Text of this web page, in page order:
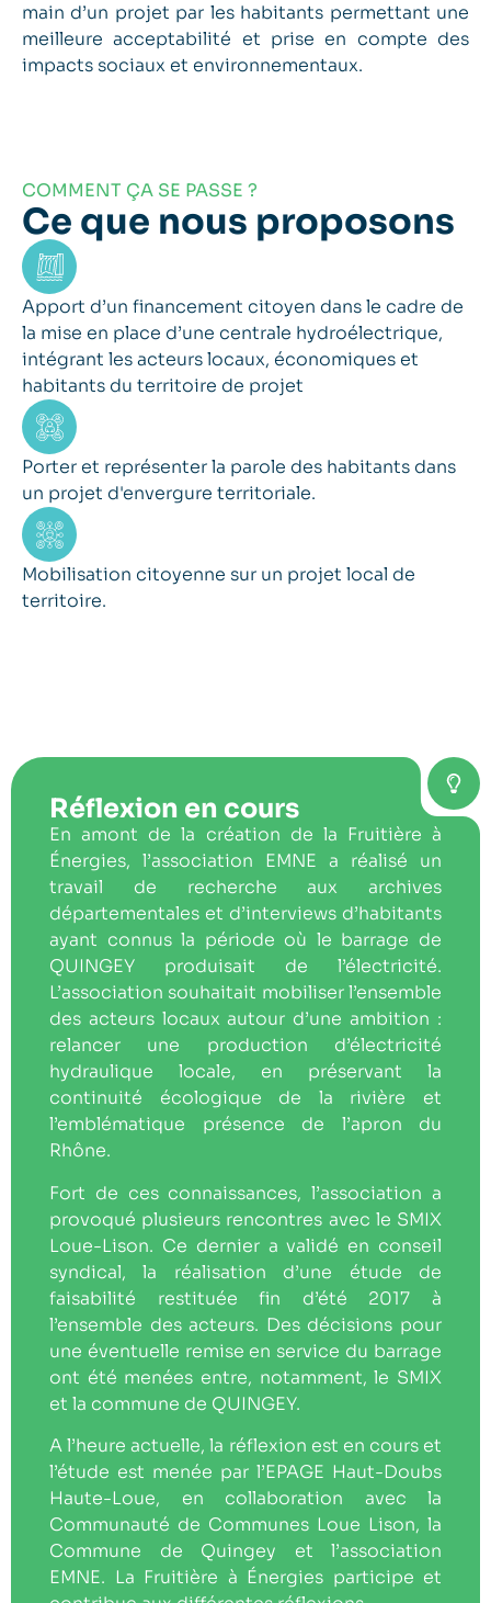
main d’un projet par les habitants permettant une
meilleure acceptabilité et prise en compte des
impacts sociaux et environnementaux.
COMMENT ÇA SE PASSE ?
Ce que nous proposons
Apport d’un financement citoyen dans le cadre de
la mise en place d’une centrale hydroélectrique,
intégrant les acteurs locaux, économiques et
habitants du territoire de projet
Porter et représenter la parole des habitants dans
un projet d'envergure territoriale.
Mobilisation citoyenne sur un projet local de
territoire.
Réflexion en cours
En amont de la création de la Fruitière à
Énergies, l’association EMNE a réalisé un
travail de recherche aux archives
départementales et d’interviews d’habitants
ayant connus la période où le barrage de
QUINGEY produisait de l’électricité.
L’association souhaitait mobiliser l’ensemble
des acteurs locaux autour d’une ambition :
relancer une production d’électricité
hydraulique locale, en préservant la
continuité écologique de la rivière et
l’emblématique présence de l’apron du
Rhône.
Fort de ces connaissances, l’association a
provoqué plusieurs rencontres avec le SMIX
Loue-Lison. Ce dernier a validé en conseil
syndical, la réalisation d’une étude de
faisabilité restituée fin d’été 2017 à
l’ensemble des acteurs. Des décisions pour
une éventuelle remise en service du barrage
ont été menées entre, notamment, le SMIX
et la commune de QUINGEY.
A l’heure actuelle, la réflexion est en cours et
l’étude est menée par l’EPAGE Haut-Doubs
Haute-Loue, en collaboration avec la
Communauté de Communes Loue Lison, la
Commune de Quingey et l’association
EMNE. La Fruitière à Énergies participe et